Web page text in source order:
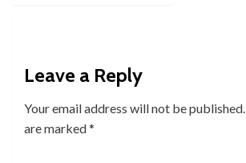
Leave a Reply
Your email address will not be published.
are marked*